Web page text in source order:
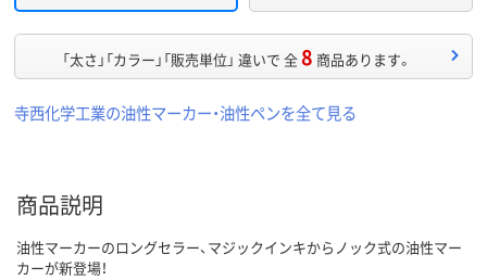
「太さ」「カラー」「販売単位」 違いで 全8 商品あります。
寺西化学工業の油性マーカー・油性ペンを全て見る
商品説明
油性マーカーのロングセラー、マジックインキからノック式の油性マー
カーが新登場！